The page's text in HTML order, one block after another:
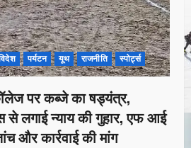
पर्यटन यूथ राजनीति स्पोर्ट्स
पर कब्जे का षड्यंत्र,
से लगाई न्याय की गुहार, एफ आई
और कार्रवाई की मांग